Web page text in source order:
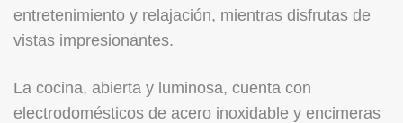
entretenimiento y relajación, mientras disfrutas de
vistas impresionantes.
La cocina, abierta y luminosa, cuenta con
electrodomésticos de acero inoxidable y encimeras